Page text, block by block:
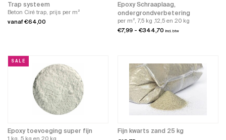
Trap systeem
Beton Ciré trap, prijs per m²
vanaf€64,00
meerdere
variaties.
Deze
Epoxy Schraaplaag,
ondergrondverbetering
per m², 7,5 kg ,12,5 en 20 kg
€7,99 - €344,70 Prijsklasse:
incl. btw
SALE
Epoxy toevoeging super fijn Fijn kwarts zand 25 kg